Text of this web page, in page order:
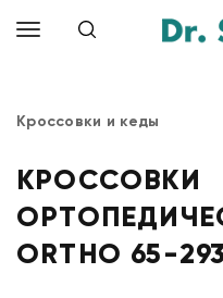
Кроссовки и кеды
КРОССОВКИ
ORTHO 65-293